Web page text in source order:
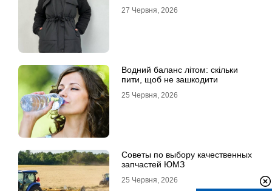
27 Червня, 2026
Водний баланс літом: скільки
пити, щоб не зашкодити
25 Червня, 2026
Советы по выбору качественных
запчастей ЮМЗ
25 Червня, 2026